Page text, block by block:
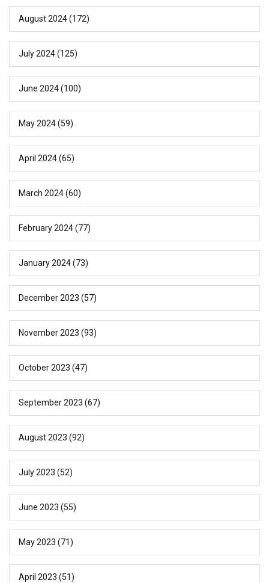
August 2024(172)
July 2024(125)
June 2024(100)
May 2024(59)
April 2024(65)
March 2024(60)
February 2024(77)
January 2024(73)
December 2023 (57)
November 2023 (93)
October 2023 (47)
September 2023 (67)
August 2023 (92)
July 2023 (52)
June 2023 (55)
May 2023 (71)
April 2023 (51)